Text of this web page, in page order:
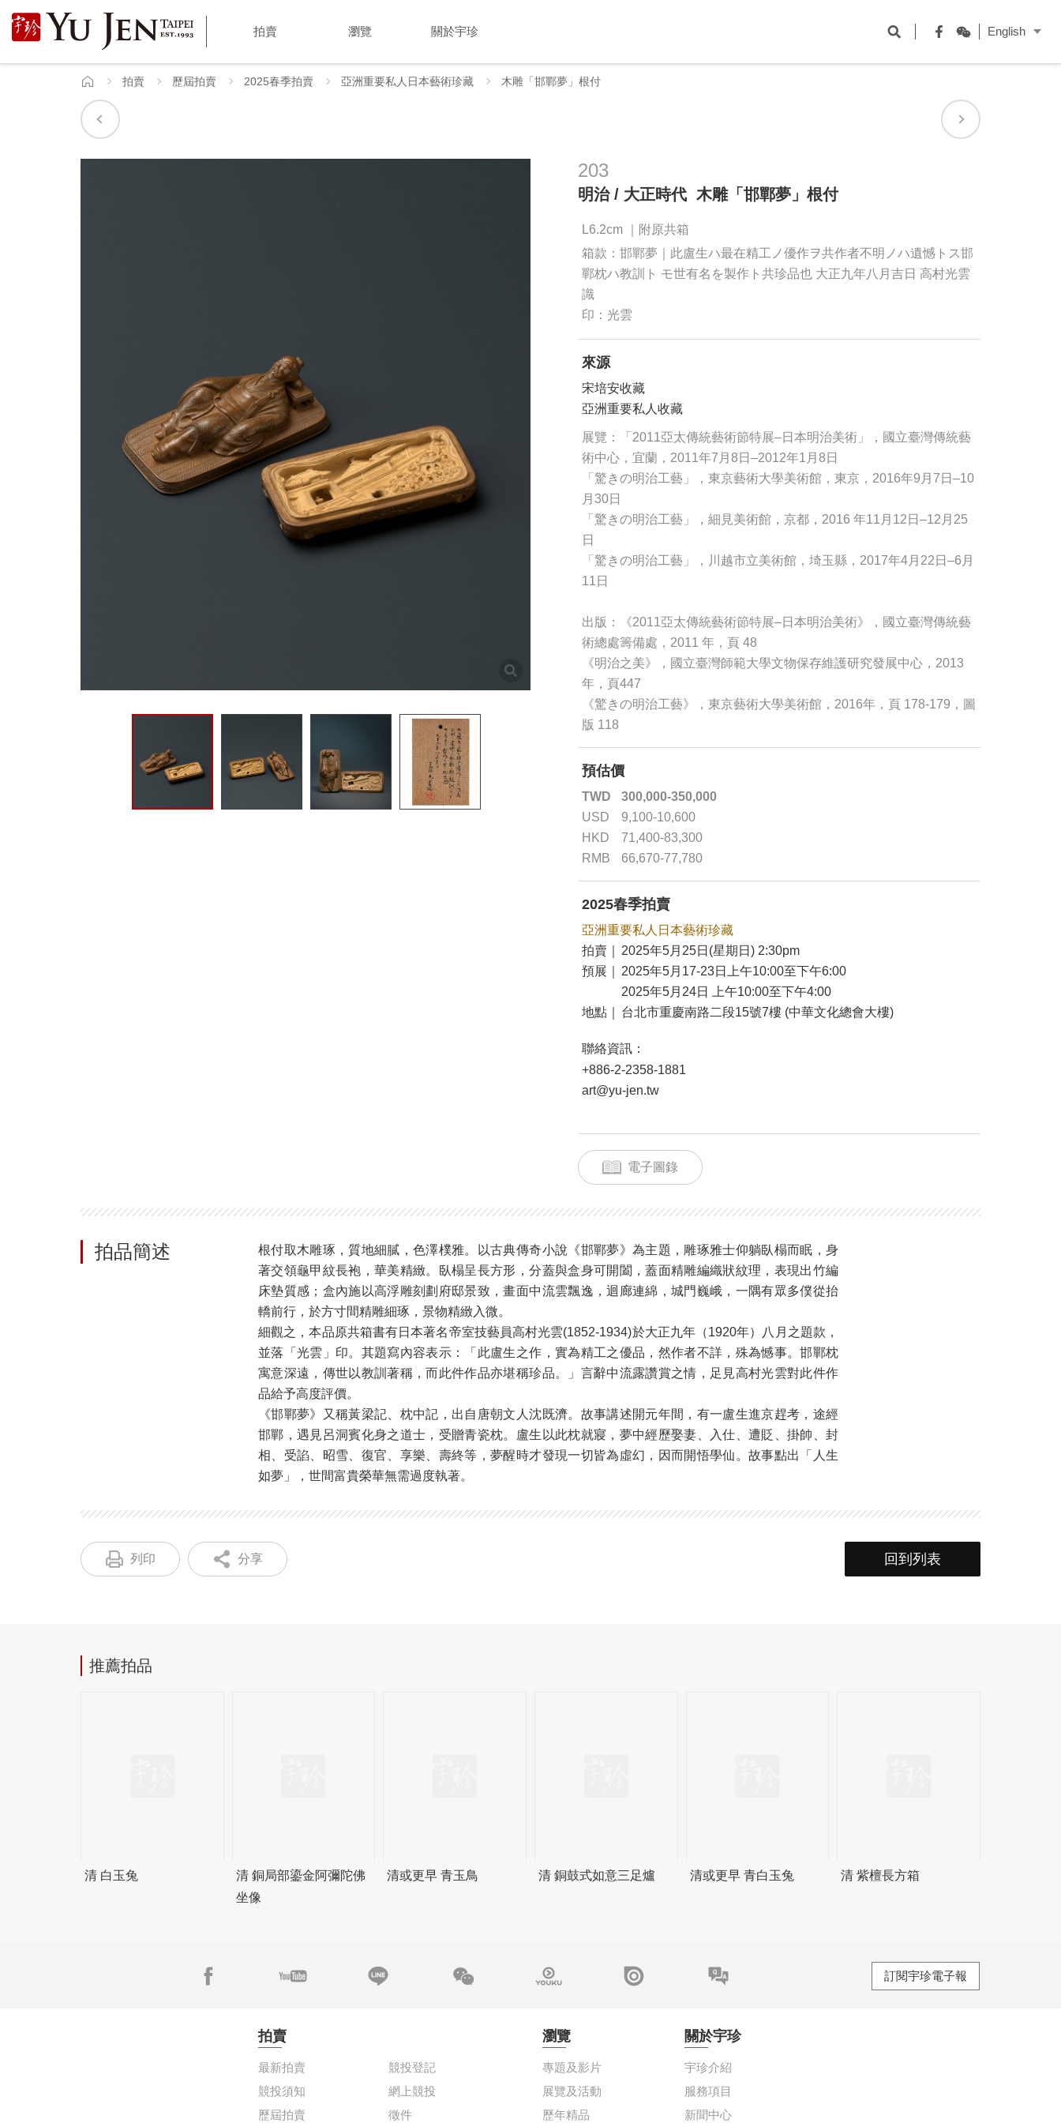
宇
珍
拍賣 瀏覽 關於宇珍
Facebook
WeChat
English
首
頁
拍賣 歷屆拍賣 2025春季拍賣 亞洲重要私人日本藝術珍藏 木雕「邯鄲夢」根付
203
明治 / 大正時代 木雕「邯鄲夢」根付
L6.2cm ｜附原共箱
箱款：邯鄲夢｜此盧生ハ最在精工ノ優作ヲ共作者不明ノハ遺憾トス邯
鄲枕ハ教訓ト モ世有名を製作ト共珍品也 大正九年八月吉日 高村光雲
識
印：光雲
來源
宋培安收藏
亞洲重要私人收藏
展覽：「2011亞太傳統藝術節特展–日本明治美術」，國立臺灣傳統藝
術中心，宜蘭，2011年7月8日–2012年1月8日
「驚きの明治工藝」，東京藝術大學美術館，東京，2016年9月7日–10
月30日
「驚きの明治工藝」，細見美術館，京都，2016 年11月12日–12月25
日
「驚きの明治工藝」，川越市立美術館，埼玉縣，2017年4月22日–6月
11日
出版：《2011亞太傳統藝術節特展–日本明治美術》，國立臺灣傳統藝
術總處籌備處，2011 年，頁 48
《明治之美》，國立臺灣師範大學文物保存維護研究發展中心，2013
年，頁447
《驚きの明治工藝》，東京藝術大學美術館，2016年，頁 178-179，圖
版 118
預估價
TWD
300,000-350,000
USD
9,100-10,600
HKD
71,400-83,300
RMB
66,670-77,780
2025春季拍賣
亞洲重要私人日本藝術珍藏
拍賣｜
2025年5月25日(星期日) 2:30pm
預展｜
2025年5月17-23日上午10:00至下午6:00
2025年5月24日 上午10:00至下午4:00
地點｜
台北市重慶南路二段15號7樓 (中華文化總會大樓)
聯絡資訊：
+886-2-2358-1881
art@yu-jen.tw
電子圖錄
拍品簡述
根付取木雕琢，質地細膩，色澤樸雅。以古典傳奇小說《邯鄲夢》為主題，雕琢雅士仰躺臥榻而眠，身
著交領龜甲紋長袍，華美精緻。臥榻呈長方形，分蓋與盒身可開闔，蓋面精雕編織狀紋理，表現出竹編
床墊質感；盒內施以高浮雕刻劃府邸景致，畫面中流雲飄逸，迴廊連綿，城門巍峨，一隅有眾多僕從抬
轎前行，於方寸間精雕細琢，景物精緻入微。
細觀之，本品原共箱書有日本著名帝室技藝員高村光雲(1852-1934)於大正九年（1920年）八月之題款，
並落「光雲」印。其題寫內容表示：「此盧生之作，實為精工之優品，然作者不詳，殊為憾事。邯鄲枕
寓意深遠，傳世以教訓著稱，而此件作品亦堪稱珍品。」言辭中流露讚賞之情，足見高村光雲對此件作
品給予高度評價。
《邯鄲夢》又稱黃梁記、枕中記，出自唐朝文人沈既濟。故事講述開元年間，有一盧生進京趕考，途經
邯鄲，遇見呂洞賓化身之道士，受贈青瓷枕。盧生以此枕就寢，夢中經歷娶妻、入仕、遭貶、掛帥、封
相、受諂、昭雪、復官、享樂、壽終等，夢醒時才發現一切皆為虛幻，因而開悟學仙。故事點出「人生
如夢」，世間富貴榮華無需過度執著。
列印 分享 回到列表
推薦拍品
清 白玉兔
清 銅局部鎏金阿彌陀佛
坐像
清或更早 青玉鳥 清 銅鼓式如意三足爐 清或更早 青白玉兔 清 紫檀長方箱
訂閱宇珍電子報
拍賣
最新拍賣
競投登記
競投須知
網上競投
歷屆拍賣
徵件
瀏覽
專題及影片
展覽及活動
歷年精品
關於宇珍
宇珍介紹
服務項目
新聞中心